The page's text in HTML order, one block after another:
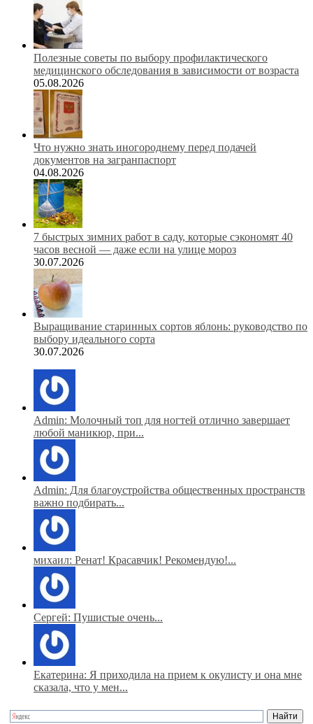
Полезные советы по выбору профилактического
медицинского обследования в зависимости от возраста
05.08.2026
Что нужно знать иногороднему перед подачей
документов на загранпаспорт
04.08.2026
7 быстрых зимних работ в саду, которые сэкономят 40
часов весной — даже если на улице мороз
30.07.2026
Выращивание старинных сортов яблонь: руководство по
выбору идеального сорта
30.07.2026
Admin: Молочный топ для ногтей отлично завершает
любой маникюр, при...
Admin: Для благоустройства общественных пространств
важно подбирать...
михаил: Ренат! Красавчик! Рекомендую!...
Сергей: Пушистые очень...
Екатерина: Я приходила на прием к окулисту и она мне
сказала, что у мен...